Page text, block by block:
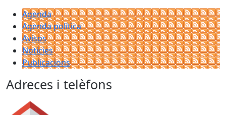
Agenda
Agenda política
Avisos
Notícies
Publicacions
Adreces i telèfons